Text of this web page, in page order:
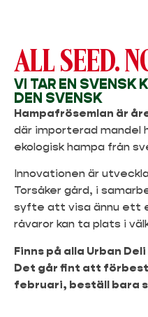
ALL SEED.
VI TAR EN SVENSK
DEN SVENSK
Hampafrösemlan är
där importerad mandel
ekologisk hampa från
Innovationen är
Torsåker gård, i
syfte att visa ännu ett
råvaror kan ta plats i
Finns på alla Urban
Det går fint att
februari, beställ bara